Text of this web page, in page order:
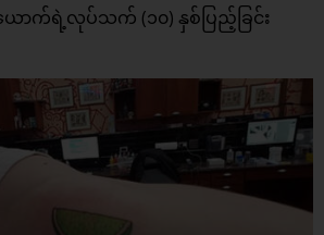
ောက်ရဲ့လုပ်သက် (၁၀) နှစ်ပြည့်ခြင်း